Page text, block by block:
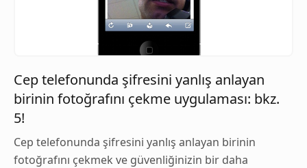
Cep telefonunda şifresini yanlış anlayan
birinin fotoğrafını çekme uygulaması: bkz.
5!
Cep telefonunda şifresini yanlış anlayan birinin
fotoğrafını çekmek ve güvenliğinizin bir daha